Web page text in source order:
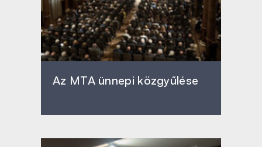
Az MTA ünnepi közgyűlése